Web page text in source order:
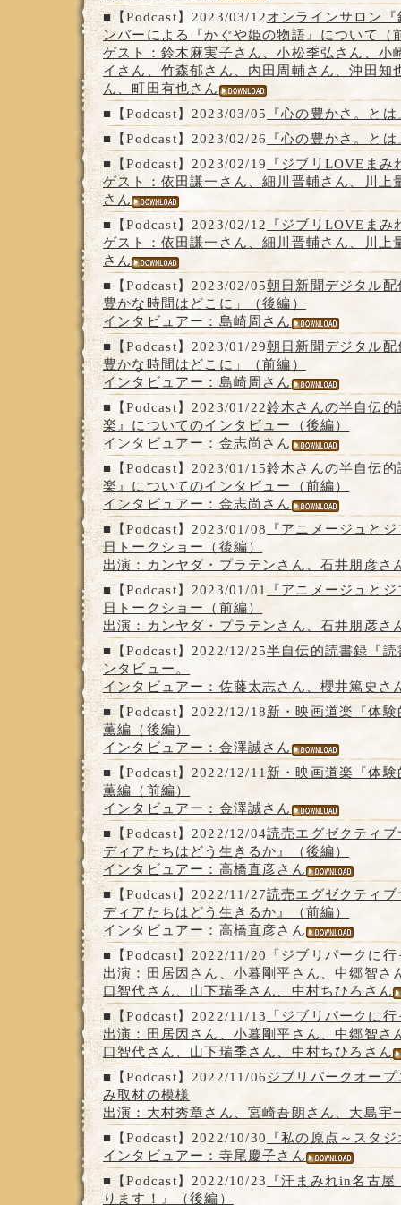
■【Podcast】2023/03/12オンラインサロン
ンバーによる『かぐや姫の物語』について（
ゲスト：鈴木麻実子さん、小松季弘さん、小
イさん、竹森郁さん、内田周輔さん、沖田知
ん、町田有也さん
■【Podcast】2023/03/05
『心の豊かさ。と
■【Podcast】2023/02/26
『心の豊かさ。と
■【Podcast】2023/02/19
『ジブリLOVEま
ゲスト：依田謙一さん、細川晋輔さん、川上
さん
■【Podcast】2023/02/12
『ジブリLOVEま
ゲスト：依田謙一さん、細川晋輔さん、川上
さん
■【Podcast】2023/02/05朝日新聞デジタル
豊かな時間はどこに」（後編）
インタビュアー：島崎周さん
■【Podcast】2023/01/29朝日新聞デジタル
豊かな時間はどこに」（前編）
インタビュアー：島崎周さん
■【Podcast】2023/01/22鈴木さんの半自伝
楽』についてのインタビュー（後編）
インタビュアー：金志尚さん
■【Podcast】2023/01/15鈴木さんの半自伝
楽』についてのインタビュー（前編）
インタビュアー：金志尚さん
■【Podcast】2023/01/08
『アニメージュと
日トークショー（後編）
出演：カンヤダ・プラテンさん、石井朋彦さ
■【Podcast】2023/01/01
『アニメージュと
日トークショー（前編）
出演：カンヤダ・プラテンさん、石井朋彦さ
■【Podcast】2022/12/25半自伝的読書録『
ンタビュー。
インタビュアー：佐藤太志さん、櫻井篤史さ
■【Podcast】2022/12/18新・映画道楽『体
薫編（後編）
インタビュアー：金澤誠さん
■【Podcast】2022/12/11 新・映画道楽『体
薫編（前編）
インタビュアー：金澤誠さん
■【Podcast】2022/12/04読売エグゼクティ
ディアたちはどう生きるか』（後編）
インタビュアー：高橋直彦さん
■【Podcast】2022/11/27読売エグゼクティ
ディアたちはどう生きるか』（前編）
インタビュアー：高橋直彦さん
■【Podcast】2022/11/20
「ジブリパークに
出演：田居因さん、小暮剛平さん、中郷智さ
口智代さん、山下瑞季さん、中村ちひろさん
■【Podcast】2022/11/13
「ジブリパークに
出演：田居因さん、小暮剛平さん、中郷智さ
口智代さん、山下瑞季さん、中村ちひろさん
■【Podcast】2022/11/06ジブリパークオー
み取材の模様
出演：大村秀章さん、宮崎吾朗さん、大島宇
■【Podcast】2022/10/30
『私の原点～スタ
インタビュアー：寺尾慶子さん
■【Podcast】2022/10/23
『汗まみれin名古
ります！』（後編）